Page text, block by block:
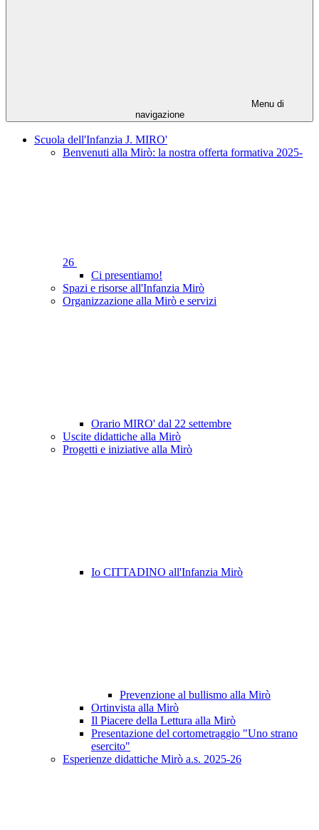
Menu di
navigazione
Scuola dell'Infanzia J. MIRO'
Benvenuti alla Mirò: la nostra offerta formativa 2025-
26
Ci presentiamo!
Spazi e risorse all'Infanzia Mirò
Organizzazione alla Mirò e servizi
Orario MIRO' dal 22 settembre
Uscite didattiche alla Mirò
Progetti e iniziative alla Mirò
Io CITTADINO all'Infanzia Mirò
Prevenzione al bullismo alla Mirò
Ortinvista alla Mirò
Il Piacere della Lettura alla Mirò
Presentazione del cortometraggio "Uno strano
esercito"
Esperienze didattiche Mirò a.s. 2025-26